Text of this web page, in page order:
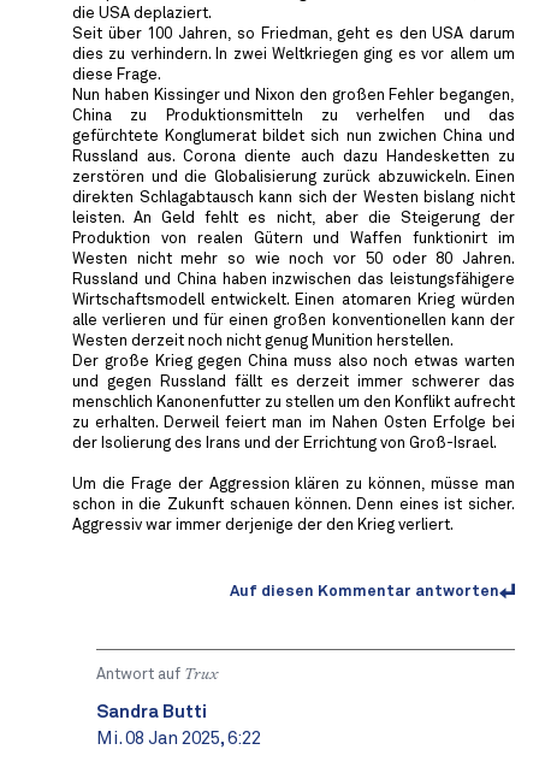
die USA deplaziert.
Seit über 100 Jahren, so Friedman, geht es den USA darum
dies zu verhindern. In zwei Weltkriegen ging es vor allem um
diese Frage.
Nun haben Kissinger und Nixon den großen Fehler begangen,
China zu Produktionsmitteln zu verhelfen und das
gefürchtete Konglumerat bildet sich nun zwichen China und
Russland aus. Corona diente auch dazu Handesketten zu
zerstören und die Globalisierung zurück abzuwickeln. Einen
direkten Schlagabtausch kann sich der Westen bislang nicht
leisten. An Geld fehlt es nicht, aber die Steigerung der
Produktion von realen Gütern und Waffen funktionirt im
Westen nicht mehr so wie noch vor 50 oder 80 Jahren.
Russland und China haben inzwischen das leistungsfähigere
Wirtschaftsmodell entwickelt. Einen atomaren Krieg würden
alle verlieren und für einen großen konventionellen kann der
Westen derzeit noch nicht genug Munition herstellen.
Der große Krieg gegen China muss also noch etwas warten
und gegen Russland fällt es derzeit immer schwerer das
menschlich Kanonenfutter zu stellen um den Konflikt aufrecht
zu erhalten. Derweil feiert man im Nahen Osten Erfolge bei
der Isolierung des Irans und der Errichtung von Groß-Israel.
Um die Frage der Aggression klären zu können, müsse man
schon in die Zukunft schauen können. Denn eines ist sicher.
Aggressiv war immer derjenige der den Krieg verliert.
Auf diesen Kommentar antworten
Antwort auf Trux
Sandra Butti
Mi. 08 Jan 2025, 6:22